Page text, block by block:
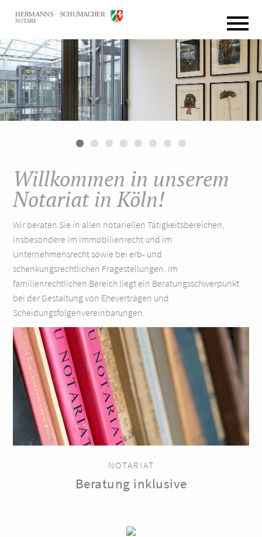
Willkommen in unserem
Notariat in Köln!
Wir beraten Sie in allen notariellen Tätigkeitsbereichen,
insbesondere im Immobilienrecht und im
Unternehmensrecht sowie bei erb- und
schenkungsrechtlichen Fragestellungen. Im
familienrechtlichen Bereich liegt ein Beratungsschwerpunkt
bei der Gestaltung von Eheverträgen und
Scheidungsfolgenvereinbarungen.
NOTARIAT
Beratung inklusive